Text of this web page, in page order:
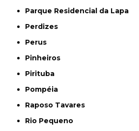
Parque Residencial da Lapa
Perdizes
Perus
Pinheiros
Pirituba
Pompéia
Raposo Tavares
Rio Pequeno